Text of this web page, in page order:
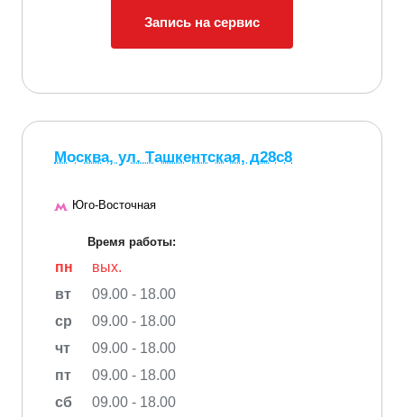
Запись на сервис
Москва, ул. Ташкентская, д28с8
Юго-Восточная
Время работы:
пн
вых.
вт
09.00 - 18.00
ср
09.00 - 18.00
чт
09.00 - 18.00
пт
09.00 - 18.00
сб
09.00 - 18.00